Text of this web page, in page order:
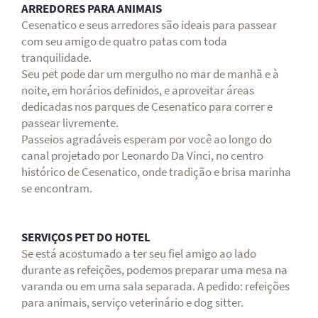
ARREDORES PARA ANIMAIS
Cesenatico e seus arredores são ideais para passear
com seu amigo de quatro patas com toda
tranquilidade.
Seu pet pode dar um mergulho no mar de manhã e à
noite, em horários definidos, e aproveitar áreas
dedicadas nos parques de Cesenatico para correr e
passear livremente.
Passeios agradáveis esperam por você ao longo do
canal projetado por Leonardo Da Vinci, no centro
histórico de Cesenatico, onde tradição e brisa marinha
se encontram.
SERVIÇOS PET DO HOTEL
Se está acostumado a ter seu fiel amigo ao lado
durante as refeições, podemos preparar uma mesa na
varanda ou em uma sala separada. A pedido: refeições
para animais, serviço veterinário e dog sitter.